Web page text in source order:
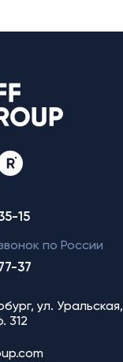
15
по России
37
ул. Уральская,
312